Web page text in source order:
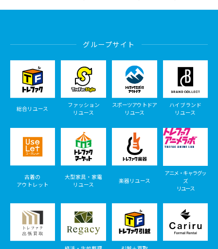
グループサイト
総合リユース
ファッション
リユース
スポーツアウトドア
リユース
ハイブランド
リユース
古着の
アウトレット
大型家具・家電
リユース
楽器リユース
アニメ・キャラグッ
ズ
リユース